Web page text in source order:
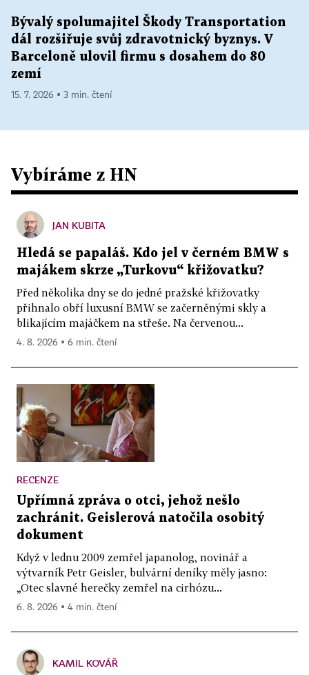
Bývalý spolumajitel Škody Transportation
dál rozšiřuje svůj zdravotnický byznys. V
Barceloně ulovil firmu s dosahem do 80
zemí
15. 7. 2026 ▪ 3 min. čtení
Vybíráme z HN
JAN KUBITA
Hledá se papaláš. Kdo jel v černém BMW s
majákem skrze „Turkovu“ křižovatku?
Před několika dny se do jedné pražské křižovatky
přihnalo obří luxusní BMW se začerněnými skly a
blikajícím majáčkem na střeše. Na červenou...
4. 8. 2026 ▪ 6 min. čtení
RECENZE
Upřímná zpráva o otci, jehož nešlo
zachránit. Geislerová natočila osobitý
dokument
Když v lednu 2009 zemřel japanolog, novinář a
výtvarník Petr Geisler, bulvární deníky měly jasno:
„Otec slavné herečky zemřel na cirhózu...
6. 8. 2026 ▪ 4 min. čtení
KAMIL KOVÁŘ